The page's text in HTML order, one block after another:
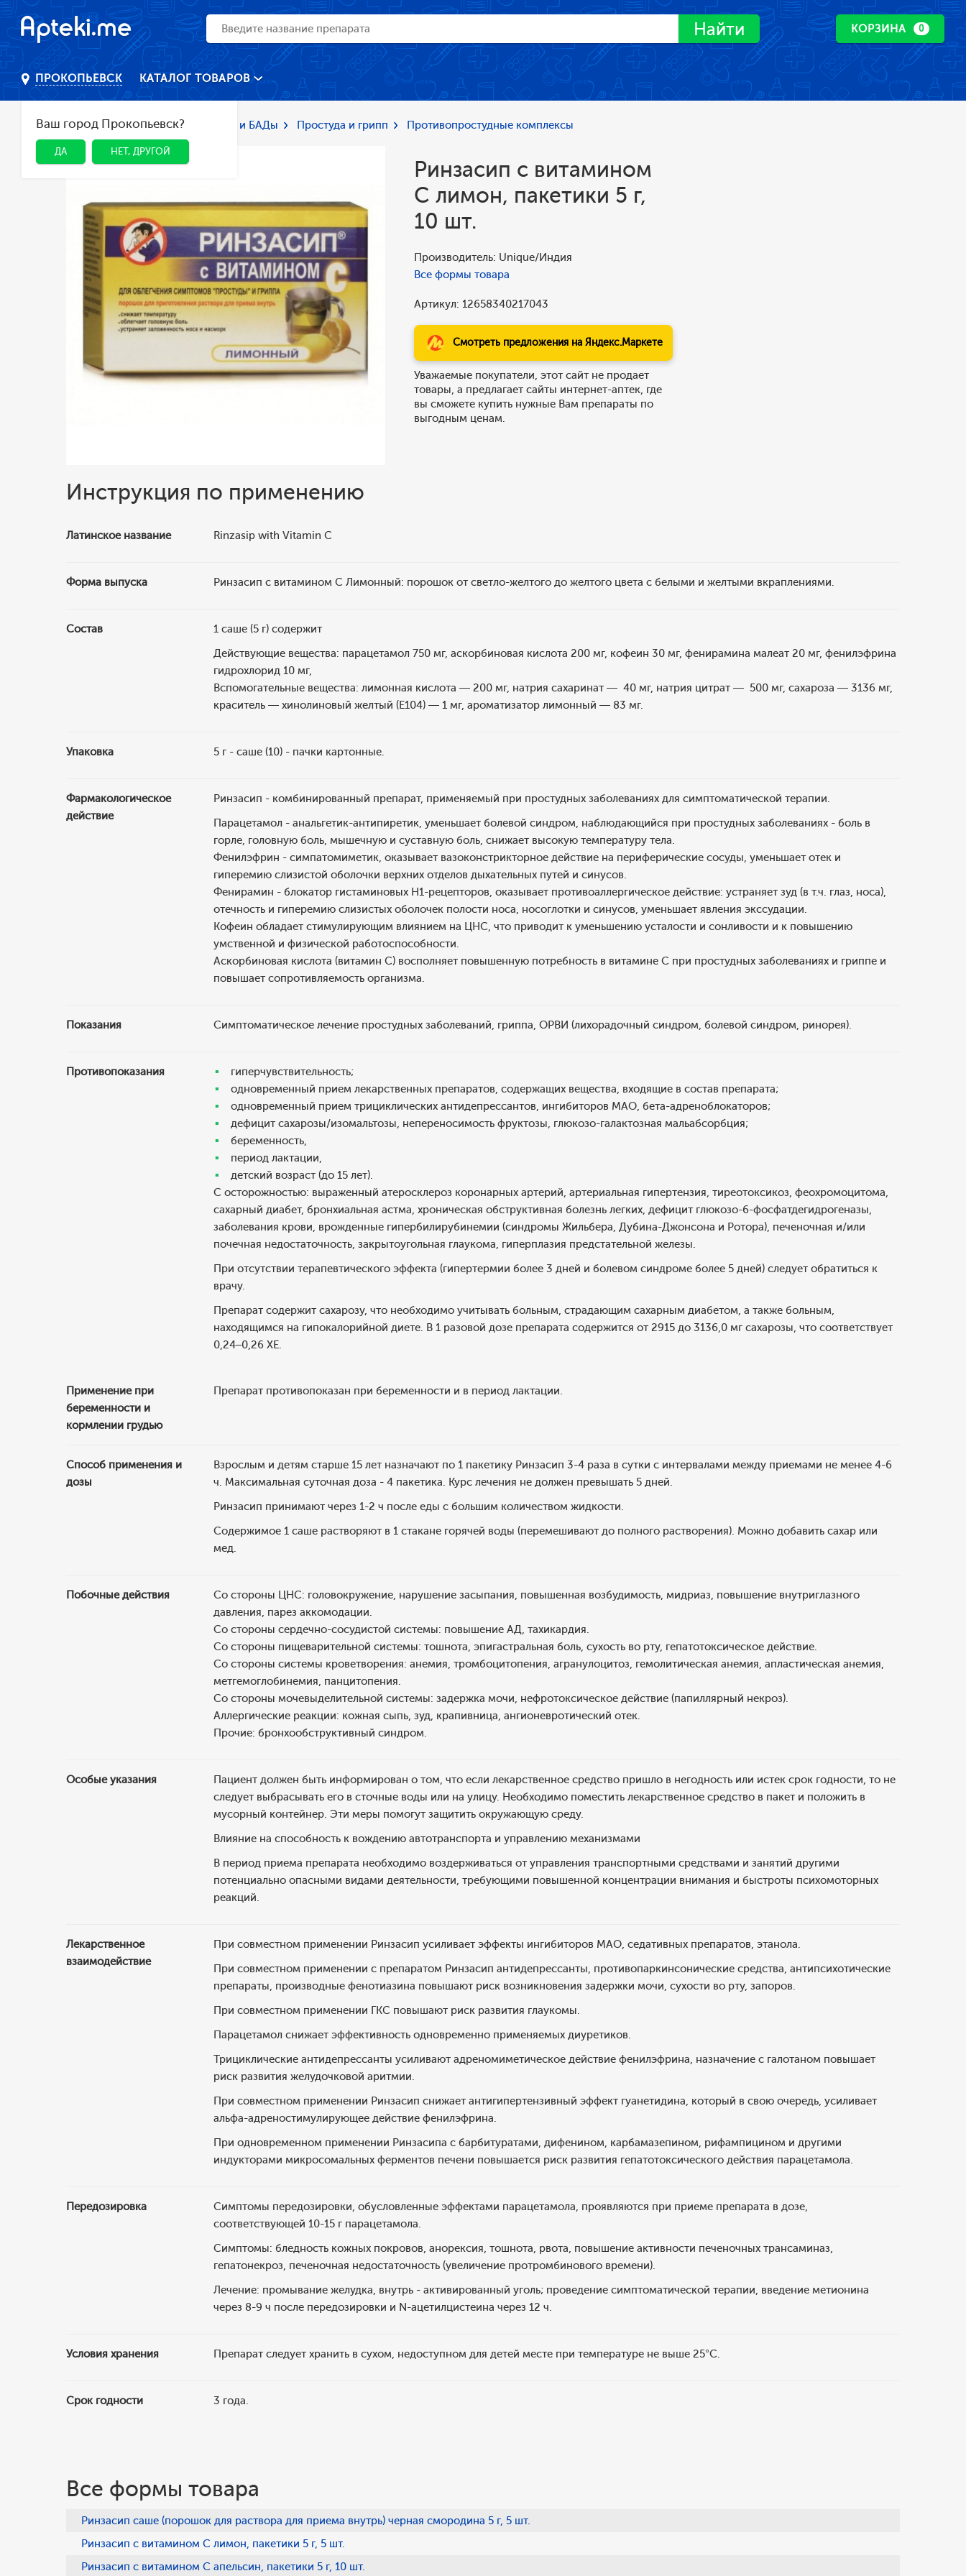
Найти КОРЗИНА 0
ПРОКОПЬЕВСК
Ваш город Прокопьевск?
ДА НЕТ, ДРУГОЙ
КАТАЛОГ ТОВАРОВ
Главная Каталог Лекарства и БАДы Простуда и грипп Противопростудные комплексы
Ринзасип с витамином
С лимон, пакетики 5 г,
10 шт.
Производитель: Unique/Индия
Все формы товара
Артикул: 12658340217043
Смотреть предложения на Яндекс.Маркете
Уважаемые покупатели, этот сайт не продает
товары, а предлагает сайты интернет-аптек, где
вы сможете купить нужные Вам препараты по
выгодным ценам.
Инструкция по применению
Латинское название Rinzasip with Vitamin C
Форма выпуска Ринзасип с витамином С Лимонный: порошок от светло-желтого до желтого цвета с белыми и желтыми вкраплениями.
Состав
1 саше (5 г) содержит
Действующие вещества: парацетамол 750 мг, аскорбиновая кислота 200 мг, кофеин 30 мг, фенирамина малеат 20 мг, фенилэфрина
гидрохлорид 10 мг,
Вспомогательные вещества: лимонная кислота — 200 мг, натрия сахаринат — 40 мг, натрия цитрат — 500 мг, сахароза — 3136 мг,
краситель — хинолиновый желтый (Е104) — 1 мг, ароматизатор лимонный — 83 мг.
Упаковка 5 г - саше (10) - пачки картонные.
Фармакологическое
действие
Ринзасип - комбинированный препарат, применяемый при простудных заболеваниях для симптоматической терапии.
Парацетамол - анальгетик-антипиретик, уменьшает болевой синдром, наблюдающийся при простудных заболеваниях - боль в
горле, головную боль, мышечную и суставную боль, снижает высокую температуру тела.
Фенилэфрин - симпатомиметик, оказывает вазоконстрикторное действие на периферические сосуды, уменьшает отек и
гиперемию слизистой оболочки верхних отделов дыхательных путей и синусов.
Фенирамин - блокатор гистаминовых H1-рецепторов, оказывает противоаллергическое действие: устраняет зуд (в т.ч. глаз, носа),
отечность и гиперемию слизистых оболочек полости носа, носоглотки и синусов, уменьшает явления экссудации.
Кофеин обладает стимулирующим влиянием на ЦНС, что приводит к уменьшению усталости и сонливости и к повышению
умственной и физической работоспособности.
Аскорбиновая кислота (витамин С) восполняет повышенную потребность в витамине С при простудных заболеваниях и гриппе и
повышает сопротивляемость организма.
Показания Симптоматическое лечение простудных заболеваний, гриппа, ОРВИ (лихорадочный синдром, болевой синдром, ринорея).
Противопоказания
гиперчувствительность;
одновременный прием лекарственных препаратов, содержащих вещества, входящие в состав препарата;
одновременный прием трициклических антидепрессантов, ингибиторов МАО, бета-адреноблокаторов;
дефицит сахарозы/изомальтозы, непереносимость фруктозы, глюкозо-галактозная мальабсорбция;
беременность,
период лактации,
детский возраст (до 15 лет).
С осторожностью: выраженный атеросклероз коронарных артерий, артериальная гипертензия, тиреотоксикоз, феохромоцитома,
сахарный диабет, бронхиальная астма, хроническая обструктивная болезнь легких, дефицит глюкозо-6-фосфатдегидрогеназы,
заболевания крови, врожденные гипербилирубинемии (синдромы Жильбера, Дубина-Джонсона и Ротора), печеночная и/или
почечная недостаточность, закрытоугольная глаукома, гиперплазия предстательной железы.
При отсутствии терапевтического эффекта (гипертермии более 3 дней и болевом синдроме более 5 дней) следует обратиться к
врачу.
Препарат содержит сахарозу, что необходимо учитывать больным, страдающим сахарным диабетом, а также больным,
находящимся на гипокалорийной диете. В 1 разовой дозе препарата содержится от 2915 до 3136,0 мг сахарозы, что соответствует
0,24–0,26 ХЕ.
Применение при
беременности и
кормлении грудью
Препарат противопоказан при беременности и в период лактации.
Способ применения и
дозы
Взрослым и детям старше 15 лет назначают по 1 пакетику Ринзасип 3-4 раза в сутки с интервалами между приемами не менее 4-6
ч. Максимальная суточная доза - 4 пакетика. Курс лечения не должен превышать 5 дней.
Ринзасип принимают через 1-2 ч после еды с большим количеством жидкости.
Содержимое 1 саше растворяют в 1 стакане горячей воды (перемешивают до полного растворения). Можно добавить сахар или
мед.
Побочные действия
Со стороны ЦНС: головокружение, нарушение засыпания, повышенная возбудимость, мидриаз, повышение внутриглазного
давления, парез аккомодации.
Со стороны сердечно-сосудистой системы: повышение АД, тахикардия.
Со стороны пищеварительной системы: тошнота, эпигастральная боль, сухость во рту, гепатотоксическое действие.
Со стороны системы кроветворения: анемия, тромбоцитопения, агранулоцитоз, гемолитическая анемия, апластическая анемия,
метгемоглобинемия, панцитопения.
Со стороны мочевыделительной системы: задержка мочи, нефротоксическое действие (папиллярный некроз).
Аллергические реакции: кожная сыпь, зуд, крапивница, ангионевротический отек.
Прочие: бронхообструктивный синдром.
Особые указания
Пациент должен быть информирован о том, что если лекарственное средство пришло в негодность или истек срок годности, то не
следует выбрасывать его в сточные воды или на улицу. Необходимо поместить лекарственное средство в пакет и положить в
мусорный контейнер. Эти меры помогут защитить окружающую среду.
Влияние на способность к вождению автотранспорта и управлению механизмами
В период приема препарата необходимо воздерживаться от управления транспортными средствами и занятий другими
потенциально опасными видами деятельности, требующими повышенной концентрации внимания и быстроты психомоторных
реакций.
Лекарственное
взаимодействие
При совместном применении Ринзасип усиливает эффекты ингибиторов МАО, седативных препаратов, этанола.
При совместном применении с препаратом Ринзасип антидепрессанты, противопаркинсонические средства, антипсихотические
препараты, производные фенотиазина повышают риск возникновения задержки мочи, сухости во рту, запоров.
При совместном применении ГКС повышают риск развития глаукомы.
Парацетамол снижает эффективность одновременно применяемых диуретиков.
Трициклические антидепрессанты усиливают адреномиметическое действие фенилэфрина, назначение с галотаном повышает
риск развития желудочковой аритмии.
При совместном применении Ринзасип снижает антигипертензивный эффект гуанетидина, который в свою очередь, усиливает
альфа-адреностимулирующее действие фенилэфрина.
При одновременном применении Ринзасипа с барбитуратами, дифенином, карбамазепином, рифампицином и другими
индукторами микросомальных ферментов печени повышается риск развития гепатотоксического действия парацетамола.
Передозировка
Симптомы передозировки, обусловленные эффектами парацетамола, проявляются при приеме препарата в дозе,
соответствующей 10-15 г парацетамола.
Симптомы: бледность кожных покровов, анорексия, тошнота, рвота, повышение активности печеночных трансаминаз,
гепатонекроз, печеночная недостаточность (увеличение протромбинового времени).
Лечение: промывание желудка, внутрь - активированный уголь; проведение симптоматической терапии, введение метионина
через 8-9 ч после передозировки и N-ацетилцистеина через 12 ч.
Условия хранения Препарат следует хранить в сухом, недоступном для детей месте при температуре не выше 25°С.
Срок годности 3 года.
Все формы товара
Ринзасип саше (порошок для раствора для приема внутрь) черная смородина 5 г, 5 шт.
Ринзасип с витамином С лимон, пакетики 5 г, 5 шт.
Ринзасип с витамином С апельсин, пакетики 5 г, 10 шт.